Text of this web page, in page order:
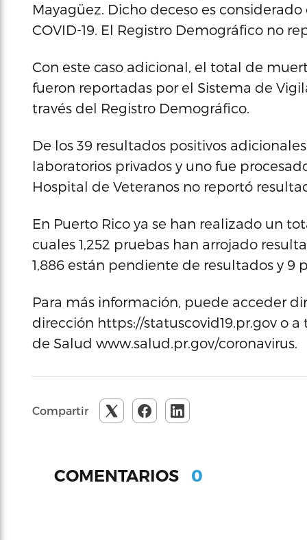
Mayagüez. Dicho deceso es
COVID-19. El Registro Demográfico no
Con este caso adicional, el total de
fueron reportadas por el Sistema de
través del Registro Demográfico.
De los 39 resultados positivos
laboratorios privados y uno fue
Hospital de Veteranos no reportó
En Puerto Rico ya se han realizado un
cuales 1,252 pruebas han arrojado
1,886 están pendiente de resultados y 9
Para más información, puede acceder
dirección https://statuscovid19.pr.gov o
de Salud www.salud.pr.gov/coronavirus.
Compartir
COMENTARIOS 0